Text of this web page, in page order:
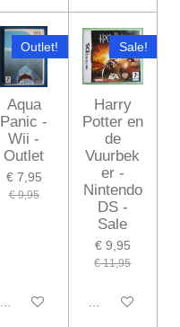
Outlet!
Aqua
Panic -
Wii -
Outlet
€ 7,95
€ 9,95
Houd mij op de hoogte
Sale!
Harry
Potter en
de
Vuurbek
er -
Nintendo
DS -
Sale
€ 9,95
€ 11,95
In winkelwagen